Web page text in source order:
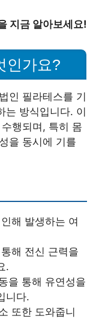
지금 알아보세요!
인가요?
인 필라테스를 기
는 방식입니다. 이
행되며, 특히 몸
을 동시에 기를
해 발생하는 여
해 전신 근력을
.
을 통해 유연성을
니다.
또한 도와줍니